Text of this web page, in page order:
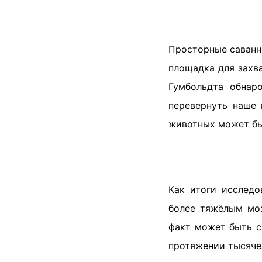
Просторные
площадка для
Гумбольдта
перевернуть наше
животных может
Как итоги
более тяжёлым
факт может быть
протяжении